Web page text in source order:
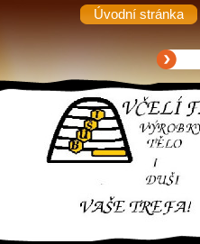
Úvodní stránka